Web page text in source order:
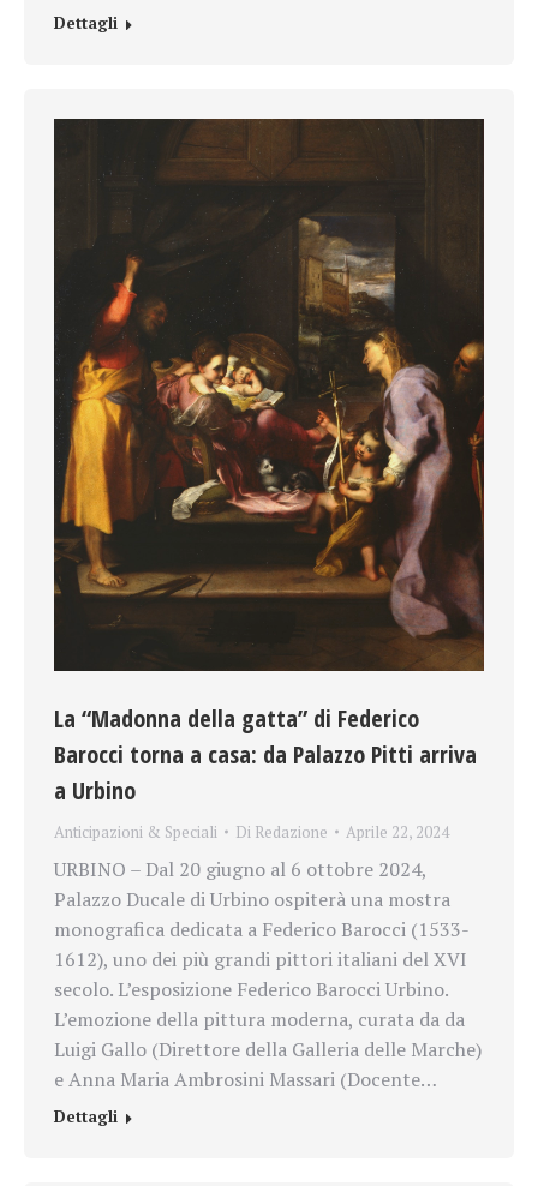
Dettagli
La “Madonna della gatta” di Federico
Barocci torna a casa: da Palazzo Pitti arriva
a Urbino
Anticipazioni & Speciali Di Redazione Aprile 22, 2024
URBINO – Dal 20 giugno al 6 ottobre 2024,
Palazzo Ducale di Urbino ospiterà una mostra
monografica dedicata a Federico Barocci (1533-
1612), uno dei più grandi pittori italiani del XVI
secolo. L’esposizione Federico Barocci Urbino.
L’emozione della pittura moderna, curata da da
Luigi Gallo (Direttore della Galleria delle Marche)
e Anna Maria Ambrosini Massari (Docente…
Dettagli